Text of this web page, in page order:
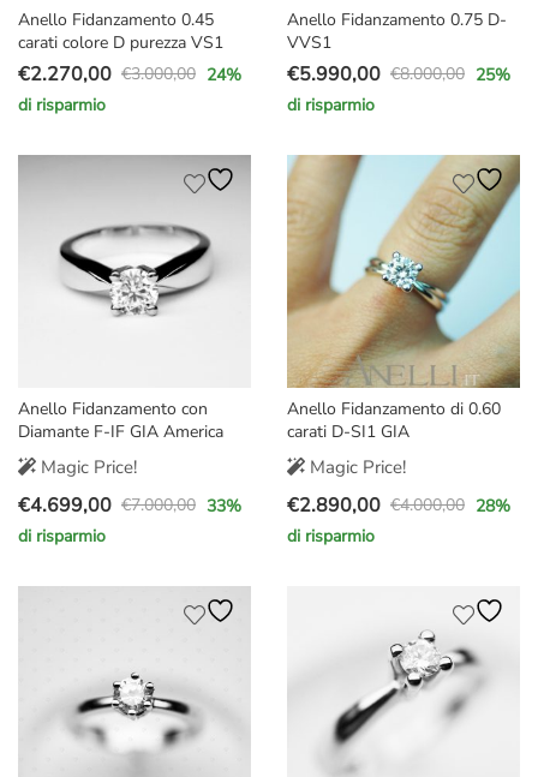
Anello Fidanzamento 0.45
carati colore D purezza VS1
€3.000,00
Il
prezzo
€2.270,00
Il
prezzo
24%
di risparmio
Anello Fidanzamento 0.75 D-
VVS1
€8.000,00
Il
prezzo
era:
€8.000,00.
€5.990,00
Il
prezzo
è:
€5.990,00.
25%
di risparmio
Anello Fidanzamento con
Diamante F-IF GIA America
Magic Price!
€7.000,00
Il
prezzo
€4.699,00
Il
prezzo
33%
di risparmio
Anello Fidanzamento di 0.60
carati D-SI1 GIA
Magic Price!
€4.000,00
Il
prezzo
€2.890,00
Il
prezzo
28%
di risparmio